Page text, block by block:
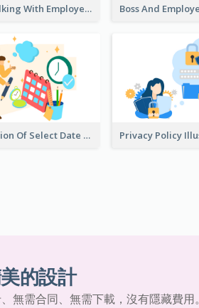
Boss Talking With Employee Illustration
Illustration Of Select Date & Time
的設計
無需合同、無需下載，沒有隱藏費用。